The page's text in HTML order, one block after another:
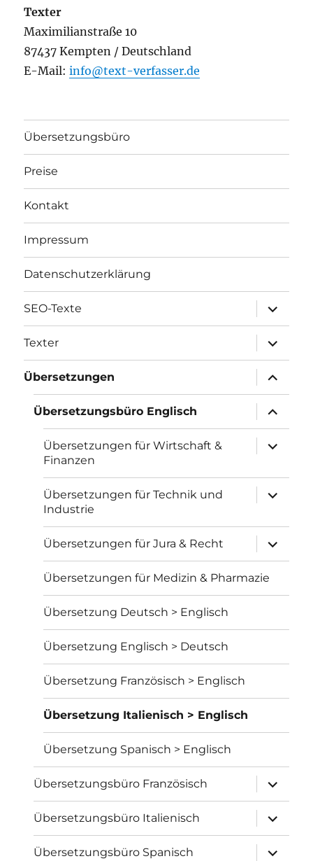
Texter
Maximilianstraße 10
87437 Kempten / Deutschland
E-Mail:info@text-verfasser.de
Übersetzungsbüro
Preise
Kontakt
Impressum
Datenschutzerklärung
SEO-Texte
öffnen
Texter
öffnen
Übersetzungen
öffnen
Übersetzungsbüro Englisch
öffnen
Übersetzungen für Wirtschaft &
Finanzen
öffnen
Übersetzungen für Technik und
Industrie
öffnen
Übersetzungen für Jura & Recht
öffnen
Übersetzungen für Medizin & Pharmazie
Übersetzung Deutsch > Englisch
Übersetzung Englisch > Deutsch
Übersetzung Französisch > Englisch
Übersetzung Italienisch > Englisch
Übersetzung Spanisch > Englisch
Übersetzungsbüro Französisch
öffnen
Übersetzungsbüro Italienisch
öffnen
Übersetzungsbüro Spanisch